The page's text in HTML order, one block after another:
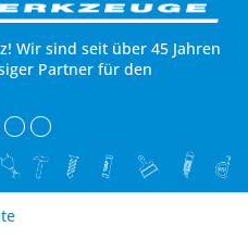
Wir sind seit über 45 Jahren
Partner für den